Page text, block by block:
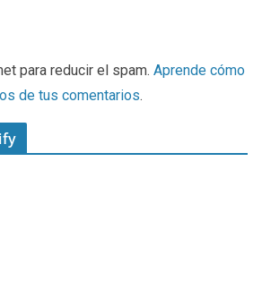
para reducir el spam. Aprende cómo
de tus comentarios.